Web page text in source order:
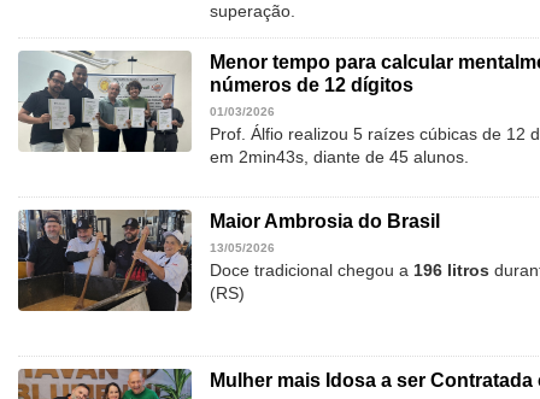
superação.
Menor tempo para calcular
números de 12 dígitos
01/03/2026
Prof. Álfio realizou 5 raízes cúbicas de 12
em 2min43s, diante de 45 alunos.
Maior Ambrosia do Brasil
13/05/2026
Doce tradicional chegou a 196 litros
(RS)
Mulher mais Idosa a ser